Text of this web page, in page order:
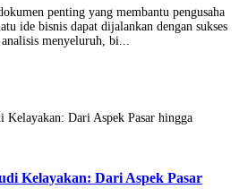
penting yang membantu pengusaha
ide bisnis dapat dijalankan dengan sukses
menyeluruh, bi...
Kelayakan: Dari Aspek Pasar